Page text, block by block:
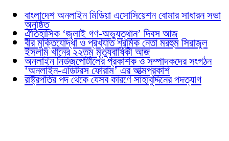
বাংলাদেশ অনলাইন মিডিয়া এসোসিয়েশন বোমার সাধারন সভা
অনুষ্ঠিত
ঐতিহাসিক ‘জুলাই গণ-অভ্যুত্থান’ দিবস আজ
বীর মুক্তিযোদ্ধা ও প্রখ্যাত শ্রমিক নেতা মরহুম সিরাজুল
ইসলাম খানের ২২তম মৃত্যুবার্ষিকী আজ
অনলাইন নিউজপোর্টালের প্রকাশক ও সম্পাদকদের সংগঠন
‘অনলাইন-এডিটরস ফোরাম’ এর আত্মপ্রকাশ
রাষ্ট্রপতির পদ থেকে যেসব কারণে সাহাবুদ্দিনের পদত্যাগ